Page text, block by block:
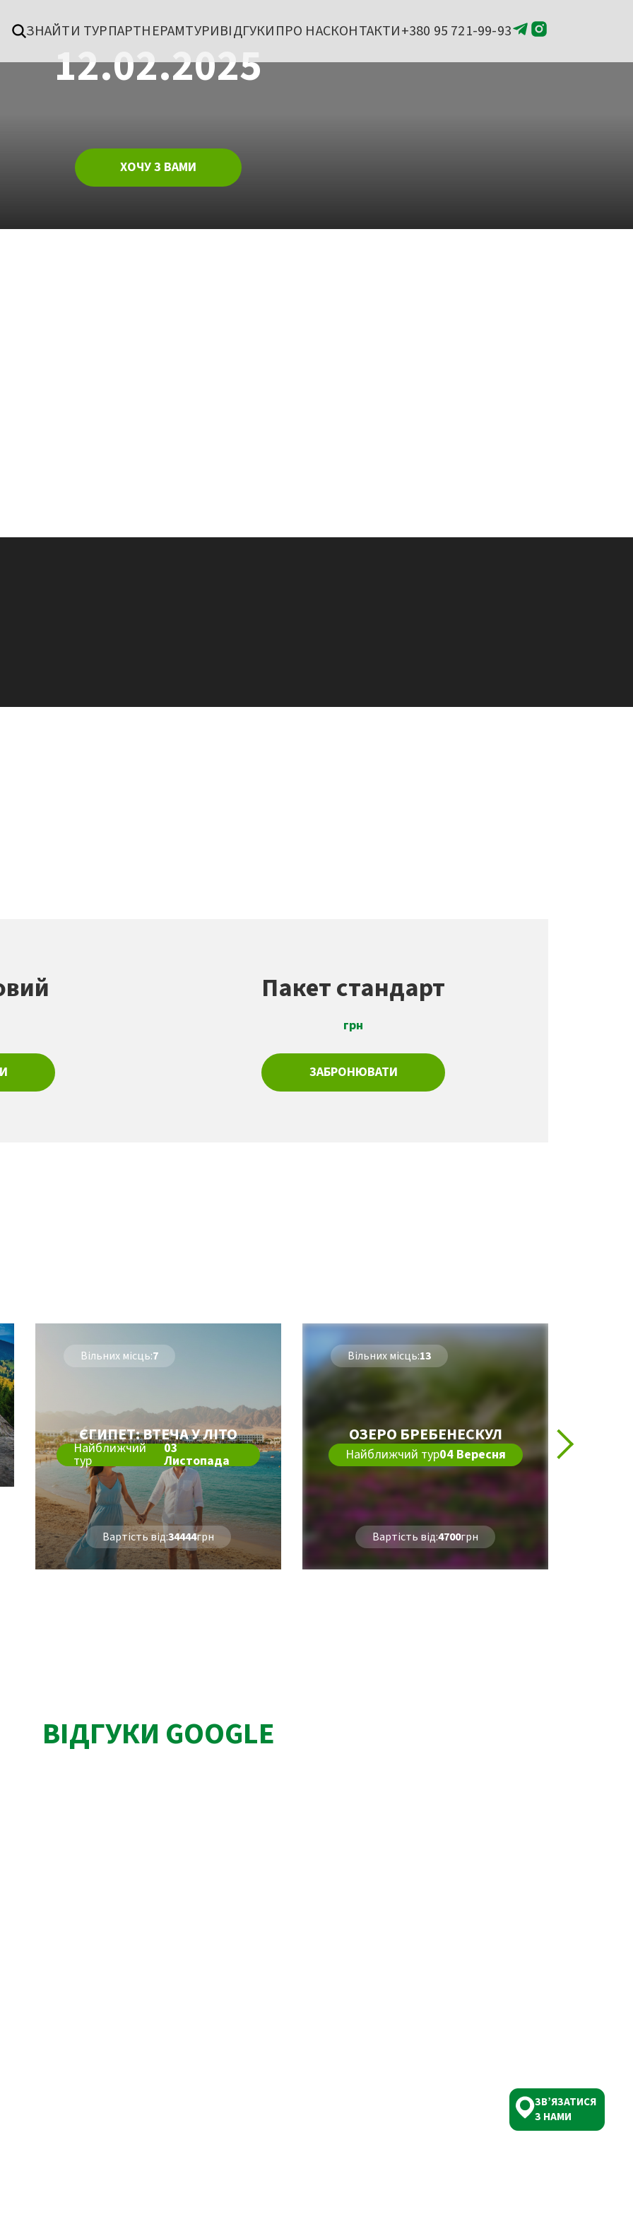
ЗНАЙТИ ТУРПАРТНЕРАМТУРИВІДГУКИПРО НАСКОНТАКТИ+380 95 721-99-93
12.02.2025
ХОЧУ З ВАМИ
Пакет стандарт
грн
ЗАБРОНЮВАТИ
ЄГИПЕТ: ВТЕЧА У ЛІТО
Найближчий
тур
03
Листопада
Вартість від:34444грн
Вільних місць:7
ОЗЕРО БРЕБЕНЕСКУЛ
Найближчий тур04 Вересня
Вартість від:4700грн
Вільних місць:13
ВІДГУКИ GOOGLE
ЗВ’ЯЗАТИСЯ
З НАМИ